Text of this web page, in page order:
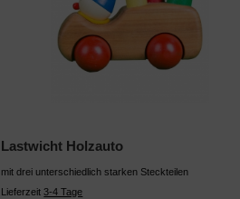
Lastwicht Holzauto
mit drei unterschiedlich starken Steckteilen
Lieferzeit3-4 Tage